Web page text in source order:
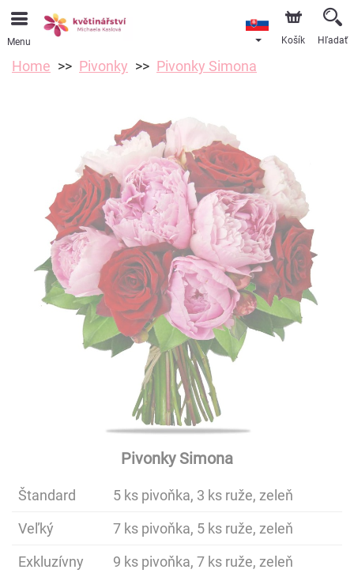
Menu Košík Hľadať
Home Pivonky Pivonky Simona
Pivonky Simona
Štandard
5 ks pivoňka, 3 ks ruže, zeleň
Veľký
7 ks pivoňka, 5 ks ruže, zeleň
Exkluzívny
9 ks pivoňka, 7 ks ruže, zeleň